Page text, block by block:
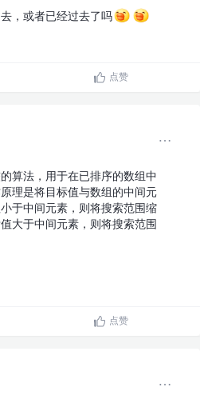
，或者已经过去了吗
点赞
算法，用于在已排序的数组中
理是将目标值与数组的中间元
于中间元素，则将搜索范围缩
大于中间元素，则将搜索范围
点赞